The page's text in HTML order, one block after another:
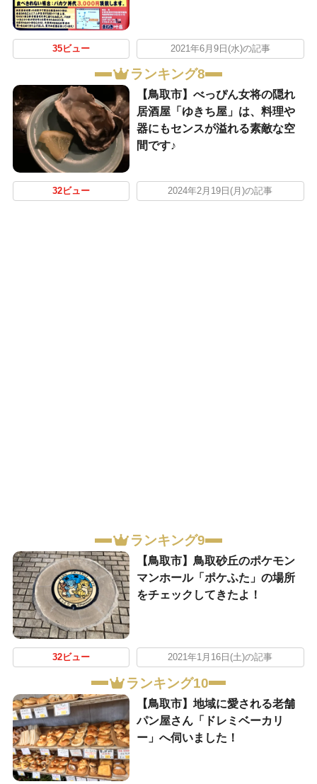
35ビュー 2021年6月9日(水)の記事
ランキング8
【鳥取市】べっぴん女将の隠れ
居酒屋「ゆきち屋」は、料理や
器にもセンスが溢れる素敵な空
間です♪
32ビュー 2024年2月19日(月)の記事
ランキング9
【鳥取市】鳥取砂丘のポケモン
マンホール「ポケふた」の場所
をチェックしてきたよ！
32ビュー 2021年1月16日(土)の記事
ランキング10
【鳥取市】地域に愛される老舗
パン屋さん「ドレミベーカリ
ー」へ伺いました！